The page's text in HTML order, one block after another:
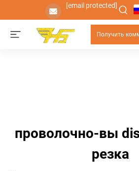
[email protected]
Получить
проволочно-вы
резка